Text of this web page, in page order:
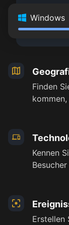
Windows
Finden
Kennen
Erstellen